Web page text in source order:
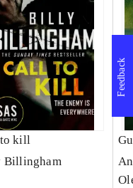
kill
Billingham
Feedback